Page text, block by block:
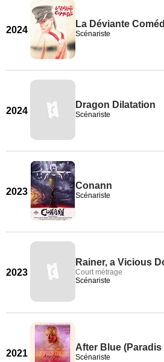
2024
La Déviante
Scénariste
2024
Dragon Dilatation
Scénariste
2023
Conann
Scénariste
2023
Rainer, a Vicious
Court métrage
Scénariste
2021
After Blue (Paradis
Scénariste